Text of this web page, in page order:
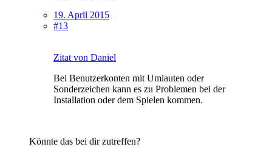
19. April 2015
#13
Zitat von Daniel
Bei Benutzerkonten mit Umlauten oder
Sonderzeichen kann es zu Problemen bei der
Installation oder dem Spielen kommen.
Könnte das bei dir zutreffen?